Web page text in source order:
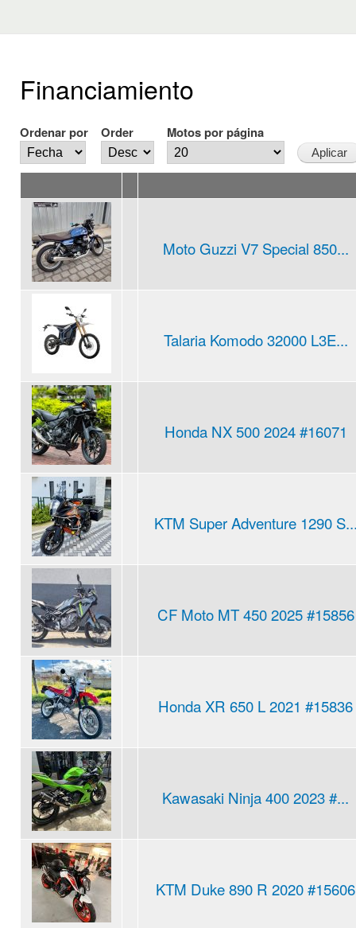
Financiamiento
Ordenar por Order Motos por página
Moto Guzzi V7 Special 850...
Talaria Komodo 32000 L3E...
Honda NX 500 2024 #16071
KTM Super Adventure 1290
CF Moto MT 450 2025 #15856
Honda XR 650 L 2021 #15836
Kawasaki Ninja 400 2023 #...
KTM Duke 890 R 2020 #15606